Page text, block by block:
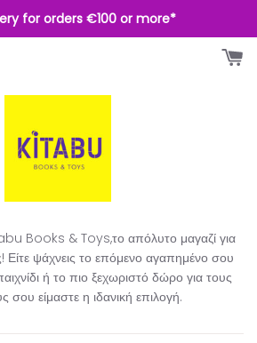
for orders €100 or more*
Books & Toys,το απόλυτο μαγαζί για
Είτε ψάχνεις το επόμενο αγαπημένο σου
παιχνίδι ή το πιο ξεχωριστό δώρο για τους
σου είμαστε η ιδανική επιλογή.​